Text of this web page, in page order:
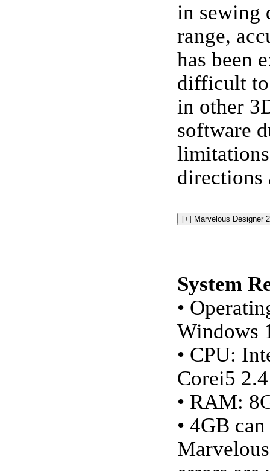
in sewing
range,
has been
difficult
in other
software
directions
System
•
Windows
• CPU:
Corei5
• RAM:
• 4GB